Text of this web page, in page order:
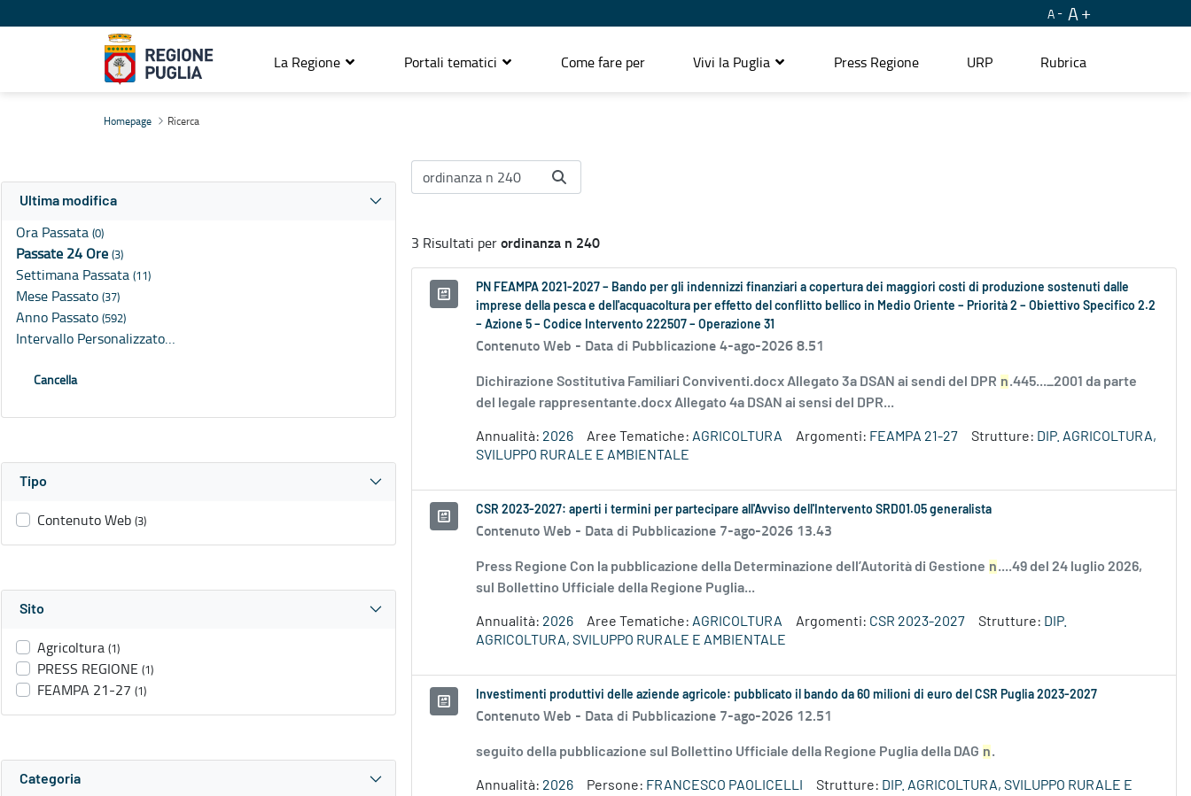
A A
La Regione Portali tematici Come fare per Vivi la Puglia Press Regione URP Rubrica
Homepage Ricerca
Ultima modifica
Ora Passata (0)
Passate 24 Ore (3)
Settimana Passata (11)
Mese Passato (37)
Anno Passato (592)
Intervallo Personalizzato…
Cancella
Tipo
Contenuto Web (3)
Sito
Agricoltura (1)
PRESS REGIONE (1)
FEAMPA 21-27 (1)
Categoria
3 Risultati perordinanza n 240
PN FEAMPA 2021-2027 – Bando per gli indennizzi finanziari a copertura dei maggiori costi di produzione sostenuti dalle
imprese della pesca e dell'acquacoltura per effetto del conflitto bellico in Medio Oriente – Priorità 2 – Obiettivo Specifico 2.2
– Azione 5 – Codice Intervento 222507 – Operazione 31
Contenuto Web - Data di Pubblicazione 4-ago-2026 8.51
Dichirazione Sostitutiva Familiari Conviventi.docx Allegato 3a DSAN ai sendi del DPR n.445..._2001 da parte
del legale rappresentante.docx Allegato 4a DSAN ai sensi del DPR...
Annualità: 2026 Aree Tematiche: AGRICOLTURA Argomenti: FEAMPA 21-27 Strutture: DIP. AGRICOLTURA,
SVILUPPO RURALE E AMBIENTALE
CSR 2023-2027: aperti i termini per partecipare all'Avviso dell'Intervento SRD01.05 generalista
Contenuto Web - Data di Pubblicazione 7-ago-2026 13.43
Press Regione Con la pubblicazione della Determinazione dell’Autorità di Gestione n....49 del 24 luglio 2026,
sul Bollettino Ufficiale della Regione Puglia...
Annualità: 2026 Aree Tematiche: AGRICOLTURA Argomenti: CSR 2023-2027 Strutture: DIP.
AGRICOLTURA, SVILUPPO RURALE E AMBIENTALE
Investimenti produttivi delle aziende agricole: pubblicato il bando da 60 milioni di euro del CSR Puglia 2023-2027
Contenuto Web - Data di Pubblicazione 7-ago-2026 12.51
seguito della pubblicazione sul Bollettino Ufficiale della Regione Puglia della DAG n.
Annualità: 2026 Persone: FRANCESCO PAOLICELLI Strutture: DIP. AGRICOLTURA, SVILUPPO RURALE E